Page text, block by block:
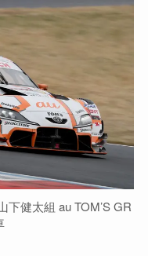
健太組 au TOM’S GR